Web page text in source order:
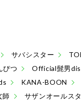
サバシスター
ぴつ Official髭男
KANA-BOON
師 サザンオールス